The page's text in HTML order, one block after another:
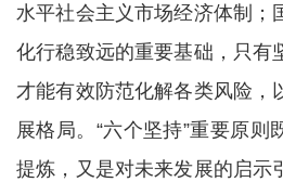
水平社会主义市场经济体制；
化行稳致远的重要基础，只有
才能有效防范化解各类风险，
展格局。“六个坚持”重要原则
提炼，又是对未来发展的启示